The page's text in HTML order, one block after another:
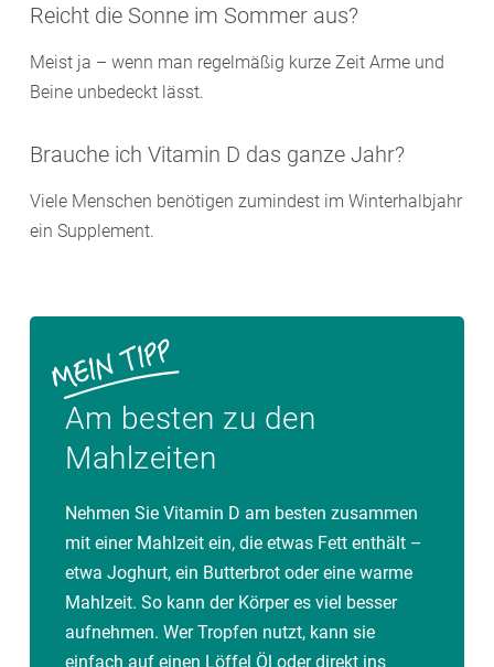
Reicht die Sonne im Sommer aus?
Meist ja – wenn man regelmäßig kurze Zeit Arme und
Beine unbedeckt lässt.
Brauche ich Vitamin D das ganze Jahr?
Viele Menschen benötigen zumindest im Winterhalbjahr
ein Supplement.
Am besten zu den
Mahlzeiten
Nehmen Sie Vitamin D am besten zusammen
mit einer Mahlzeit ein, die etwas Fett enthält –
etwa Joghurt, ein Butterbrot oder eine warme
Mahlzeit. So kann der Körper es viel besser
aufnehmen. Wer Tropfen nutzt, kann sie
einfach auf einen Löffel Öl oder direkt ins